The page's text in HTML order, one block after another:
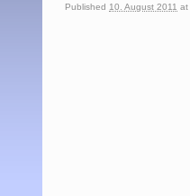
Published 10. August 2011 at